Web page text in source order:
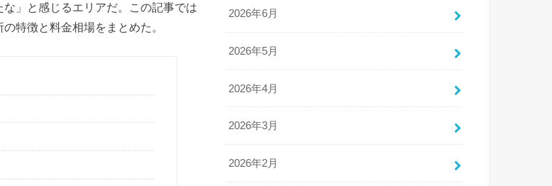
」と感じるエリアだ。この記事では
特徴と料金相場をまとめた。
2026年6月
2026年5月
2026年4月
2026年3月
2026年2月